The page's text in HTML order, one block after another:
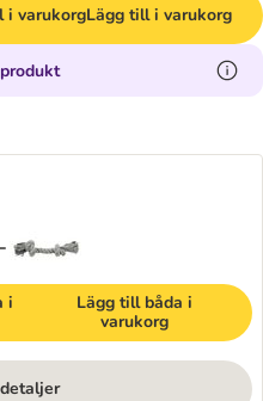
i varukorgLägg till i varukorg
i
Lägg till båda i
varukorg